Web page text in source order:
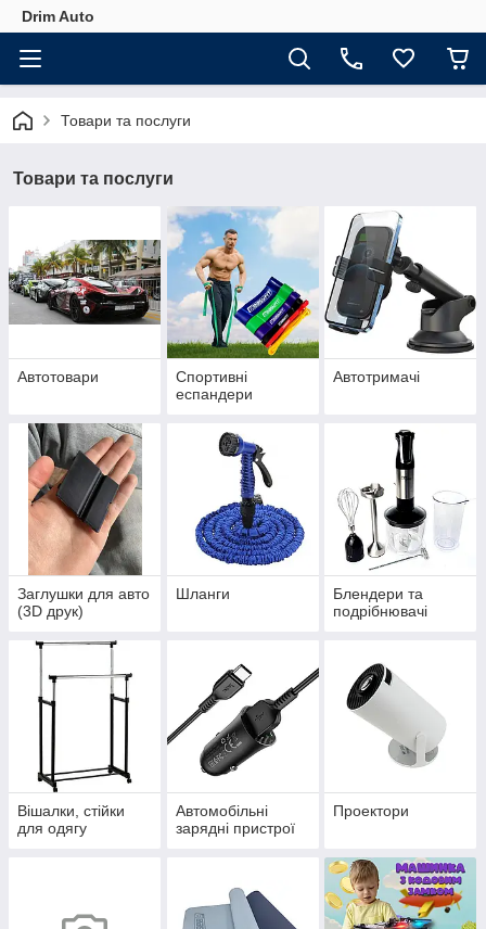
Drim Auto
Товари та послуги
Товари та послуги
Автотовари
Спортивні
еспандери
Автотримачі
Заглушки для авто
(3D друк)
Шланги
Блендери та
подрібнювачі
Вішалки, стійки
для одягу
Автомобільні
зарядні пристрої
Проектори